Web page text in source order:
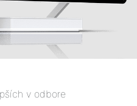
v odbore